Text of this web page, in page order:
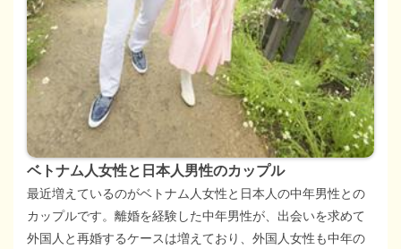
ベトナム人女性と日本人男性のカップル
最近増えているのがベトナム人女性と日本人の中年男性との
カップルです。離婚を経験した中年男性が、出会いを求めて
外国人と再婚するケースは増えており、外国人女性も中年の